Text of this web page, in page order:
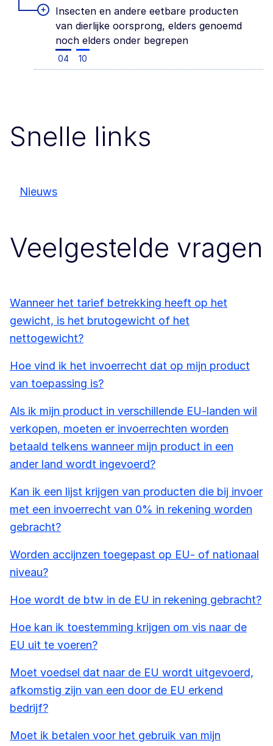
+
Insecten en andere eetbare producten
van dierlijke oorsprong, elders genoemd
noch elders onder begrepen
04 10
Snelle links
Nieuws
Veelgestelde vragen
Wanneer het tarief betrekking heeft op het
gewicht, is het brutogewicht of het
nettogewicht?
Hoe vind ik het invoerrecht dat op mijn product
van toepassing is?
Als ik mijn product in verschillende EU-landen wil
verkopen, moeten er invoerrechten worden
betaald telkens wanneer mijn product in een
ander land wordt ingevoerd?
Kan ik een lijst krijgen van producten die bij invoer
met een invoerrecht van 0% in rekening worden
gebracht?
Worden accijnzen toegepast op EU- of nationaal
niveau?
Hoe wordt de btw in de EU in rekening gebracht?
Hoe kan ik toestemming krijgen om vis naar de
EU uit te voeren?
Moet voedsel dat naar de EU wordt uitgevoerd,
afkomstig zijn van een door de EU erkend
bedrijf?
Moet ik betalen voor het gebruik van mijn